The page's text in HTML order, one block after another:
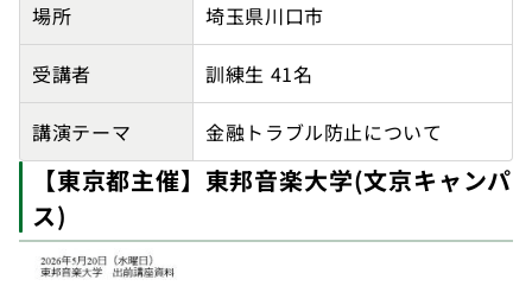
場所 埼玉県川口市
受講者 訓練生 41名
講演テーマ 金融トラブル防止について
【東京都主催】東邦音楽大学(文京キャンパ
ス)